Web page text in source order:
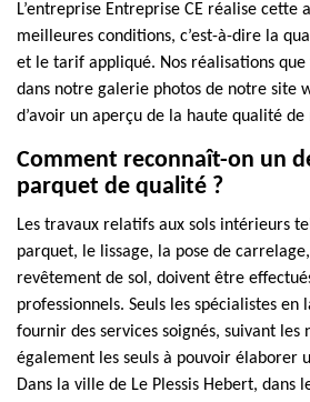
L’entreprise Entreprise CE réalise cette
meilleures conditions, c’est-à-dire la
et le tarif appliqué. Nos réalisations que
dans notre galerie photos de notre site
d’avoir un aperçu de la haute qualité de
Comment reconnaît-on un
parquet de qualité ?
Les travaux relatifs aux sols intérieurs
parquet, le lissage, la pose de
revêtement de sol, doivent être
professionnels. Seuls les spécialistes
fournir des services soignés, suivant les
également les seuls à pouvoir élaborer
Dans la ville de Le Plessis Hebert, dans